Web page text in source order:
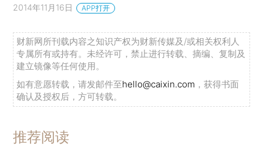
2014年11月16日 APP打开
财新网所刊载内容之知识产权为财新传媒及/或相关权利人
专属所有或持有。未经许可，禁止进行转载、摘编、复制及
建立镜像等任何使用。
如有意愿转载，请发邮件至hello@caixin.com ，获得书面
确认及授权后，方可转载。
推荐阅读